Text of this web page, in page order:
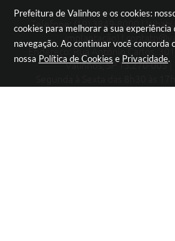
Prefeitura de Valinhos e os cookies:
cookies para melhorar a sua experiência
navegação. Ao continuar você concorda
nossa Política de Cookies e Privacidade.
Telefone: (19) 3849-8000 |
implantação) |
Endereço: Rua Antônio Carlos,
Valinhos, SP 13.270-005
Segunda à Sexta das 8h30 às